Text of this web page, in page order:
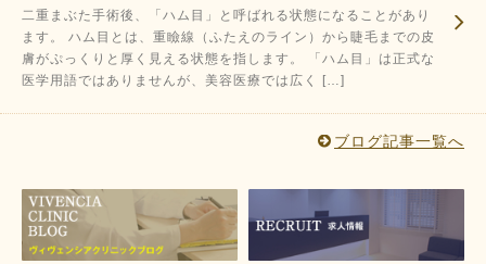
二重まぶた手術後、「ハム目」と呼ばれる状態になることがあり
ます。 ハム目とは、重瞼線（ふたえのライン）から睫毛までの皮
膚がぷっくりと厚く見える状態を指します。 「ハム目」は正式な
医学用語ではありませんが、美容医療では広く […]
ブログ記事一覧へ